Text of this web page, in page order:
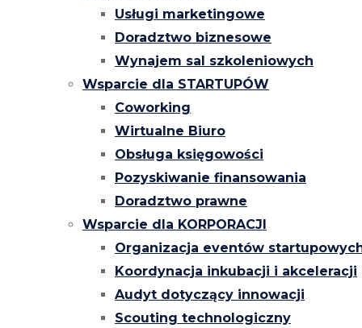
Usługi marketingowe
Doradztwo biznesowe
Wynajem sal szkoleniowych
Wsparcie dla STARTUPÓW
Coworking
Wirtualne Biuro
Obsługa księgowości
Pozyskiwanie finansowania
Doradztwo prawne
Wsparcie dla KORPORACJI
Organizacja eventów
Koordynacja inkubacji i akceleracji
Audyt dotyczący innowacji
Scouting technologiczny